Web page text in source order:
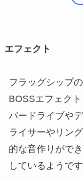
エフェクト
フラッグシップ
BOSSエフェク
バードライブや
ライサーやリン
的な音作りがで
しているようです